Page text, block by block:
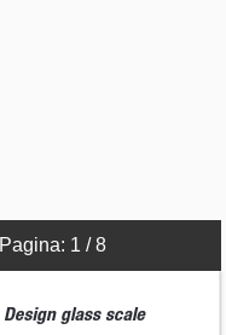
Pagina: 1 /8